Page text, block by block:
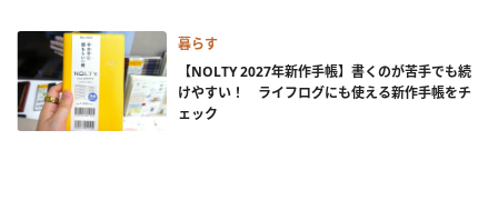
暮らす
【NOLTY 2027年新作手帳】書くのが苦手でも続
けやすい！ ライフログにも使える新作手帳をチ
ェック